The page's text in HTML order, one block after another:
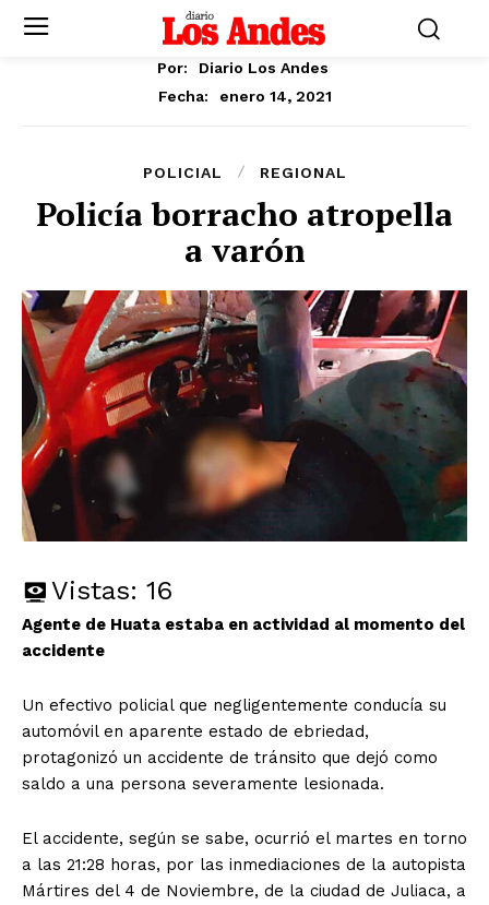
Por:
Diario Los Andes
Fecha:
enero 14, 2021
POLICIAL REGIONAL
Policía borracho atropella
a varón
Vistas: 16
Agente de Huata estaba en actividad al momento del
accidente
Un efectivo policial que negligentemente conducía su
automóvil en aparente estado de ebriedad,
protagonizó un accidente de tránsito que dejó como
saldo a una persona severamente lesionada.
El accidente, según se sabe, ocurrió el martes en torno
a las 21:28 horas, por las inmediaciones de la autopista
Mártires del 4 de Noviembre, de la ciudad de Juliaca, a